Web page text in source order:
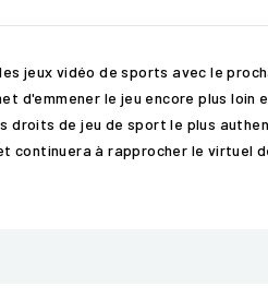
jeux vidéo de sports avec le
d'emmener le jeu encore plus loin
droits de jeu de sport le plus
continuera à rapprocher le virtuel